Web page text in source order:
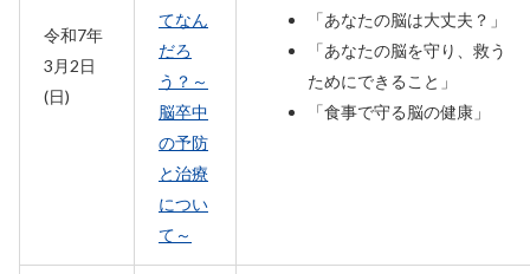
令和7年
3月2日
(日)
てなん
だろ
う？～
脳卒中
の予防
と治療
につい
て～
「あなたの脳は大丈夫？」
「あなたの脳を守り、救う
ためにできること」
「食事で守る脳の健康」